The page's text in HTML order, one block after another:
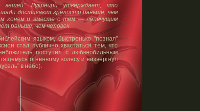
Лукреций утверждает, что
достигают зрелости раньше, чем
конем и вместе с тем — лепечущим
раньше, чем человек.
языком, быстренько "познал”
стал публично хвастаться тем, что
поступил с любвеобильным
огненному колесу и низвергнул
в небо).